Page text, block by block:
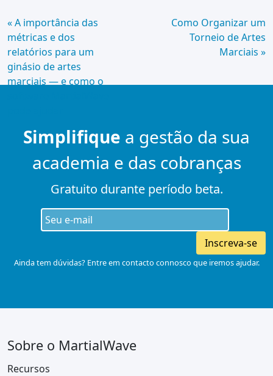
Continue
Lendo
« A importância das
métricas e dos
relatórios para um
ginásio de artes
marciais — e como o
Como Organizar um
Torneio de Artes
Marciais »
Simplifique a gestão da sua
academia e das cobranças
Gratuito durante período beta.
Inscreva-se
Ainda tem dúvidas? Entre em contacto connosco que iremos ajudar.
Sobre o MartialWave
Recursos